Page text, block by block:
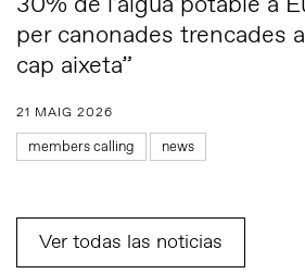
per canonades trencades
cap aixeta”
21 MAIG 2026
members calling news
Ver todas las noticias